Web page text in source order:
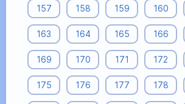
157 158 159 160
163 164 165 166
169 170 171 172
175 176 177 178